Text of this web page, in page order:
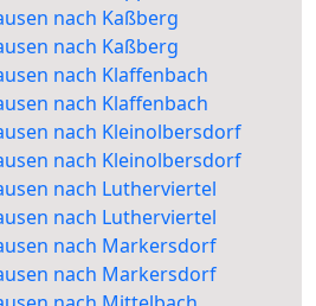
nach Kaßberg
nach Kaßberg
nach Klaffenbach
nach Klaffenbach
nach Kleinolbersdorf
nach Kleinolbersdorf
nach Lutherviertel
nach Lutherviertel
nach Markersdorf
nach Markersdorf